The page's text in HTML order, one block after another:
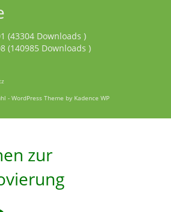
(43304 Downloads )
(140985 Downloads )
- WordPress Theme by Kadence WP
zur